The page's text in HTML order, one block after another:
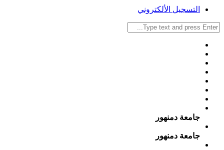
التسجيل الألكتروني
جامعة دمنهور
جامعة دمنهور